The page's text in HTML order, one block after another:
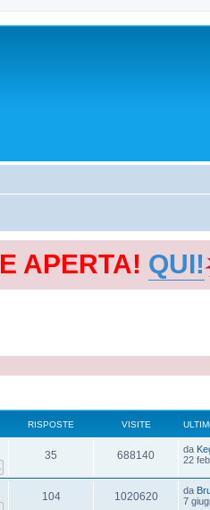
APERTA! QUI!
RISPOSTE VISITE
35 688140 da
22
104 1020620 da
7